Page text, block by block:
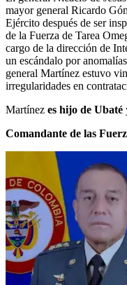
mayor general Ricardo
Ejército después de ser
de la Fuerza de Tarea
cargo de la dirección de
un escándalo por
general Martínez estuvo
irregularidades en
Martínez es hijo de Ubaté
Comandante de las